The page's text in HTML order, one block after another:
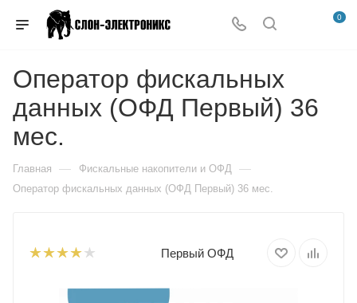
0
Оператор фискальных
данных (ОФД Первый) 36
мес.
Главная — Фискальные накопители и ОФД —
Оператор фискальных данных (ОФД Первый) 36 мес.
Первый ОФД